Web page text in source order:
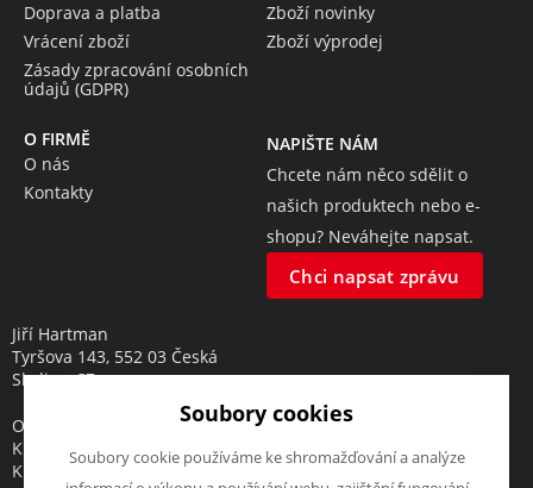
Doprava a platba
Vrácení zboží
Zásady zpracování osobních
údajů (GDPR)
Zboží novinky
Zboží výprodej
O FIRMĚ
O nás
Kontakty
NAPIŠTE NÁM
Chcete nám něco sdělit o
našich produktech nebo e-
shopu? Neváhejte napsat.
Chci napsat zprávu
Jiří Hartman
Tyršova 143, 552 03 Česká
Skalice, CZ
Obchodní rejstřík vedený u
Krajského soudu v Hradci
Králové, oddíl A, vložka 18553
Soubory cookies
Soubory cookie používáme ke shromažďování a analýze